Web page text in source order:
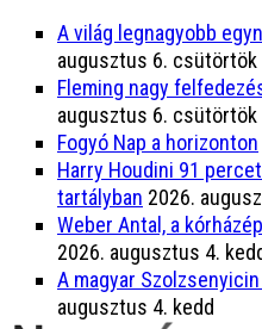
A világ legnagyobb
augusztus 6. csütörtök
Fleming nagy
augusztus 6. csütörtök
Fogyó Nap a horizonton
Harry Houdini 91
tartályban 2026.
Weber Antal, a
2026. augusztus 4.
A magyar
augusztus 4. kedd